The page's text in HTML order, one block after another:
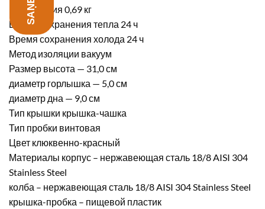
Вес изделия 0,69 кг
Время сохранения тепла 24 ч
Время сохранения холода 24 ч
Метод изоляции вакуум
Размер высота — 31,0 см
диаметр горлышка — 5,0 см
диаметр дна — 9,0 см
Тип крышки крышка-чашка
Тип пробки винтовая
Цвет клюквенно-красный
Материалы корпус – нержавеющая сталь 18/8 AISI 304
Stainless Steel
колба – нержавеющая сталь 18/8 AISI 304 Stainless Steel
крышка-пробка – пищевой пластик